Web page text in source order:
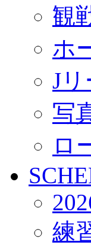
観
ホ
J
写
ロ
練